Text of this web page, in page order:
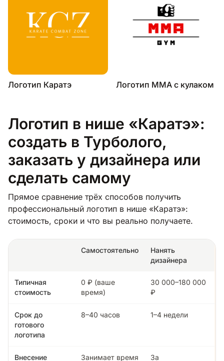
Логотип Каратэ Логотип MMA с кулаком
Логотип в нише «Каратэ»:
создать в Турболого,
заказать у дизайнера или
сделать самому
Прямое сравнение трёх способов получить
профессиональный логотип в нише «Каратэ»:
стоимость, сроки и что вы реально получаете.
Самостоятельно
Нанять
дизайнера
Типичная
стоимость
0 ₽ (ваше
время)
30 000–180 000
₽
Срок до
готового
логотипа
8–40 часов 1–4 недели
Внесение Занимает время За